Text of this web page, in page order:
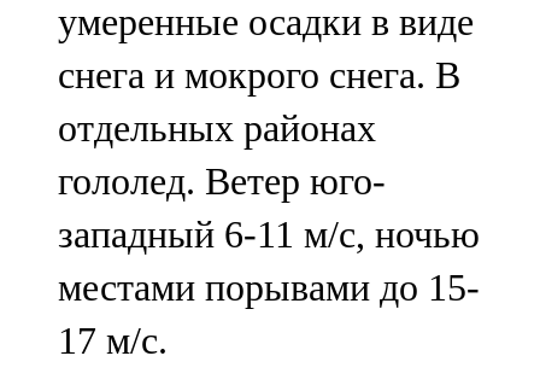
умеренные осадки в виде
снега и мокрого снега. В
отдельных районах
гололед. Ветер юго-
западный 6-11 м/с, ночью
местами порывами до 15-
17 м/с.